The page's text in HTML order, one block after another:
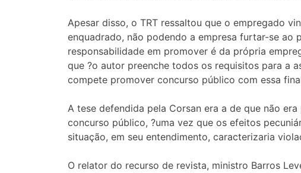
Apesar disso, o TRT ressaltou que o empregado
enquadrado, não podendo a empresa furtar-se
responsabilidade em promover é da própria
que ?o autor preenche todos os requisitos para a
compete promover concurso público com essa
A tese defendida pela Corsan era a de que não
concurso público, ?uma vez que os efeitos
situação, em seu entendimento, caracterizaria
O relator do recurso de revista, ministro Barros